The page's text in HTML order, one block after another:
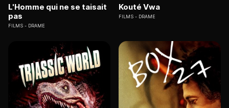
L'Homme qui ne se taisait
pas
FILMS DRAME
Kouté Vwa
FILMS DRAME